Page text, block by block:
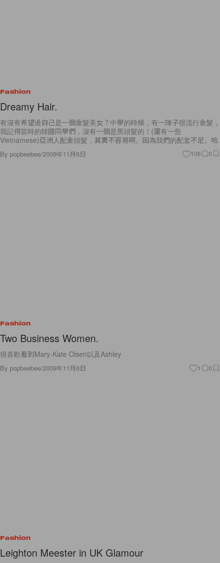
Fashion
Dreamy Hair.
有沒有希望過自己是一個金髮美女？中學的時候，有一陣子很流行金髮，
我記得當時的韓國同學們，沒有一個是黑頭髮的！(還有一些
Vietnamese)亞洲人配金頭髮，其實不容易啊。因為我們的配套不足。哈
By popbeebee/2009年11月6日 106 0
Fashion
Two Business Women.
很喜歡看到Mary-Kate Olsen以及Ashley
By popbeebee/2009年11月6日 1 0
Fashion
Leighton Meester in UK Glamour